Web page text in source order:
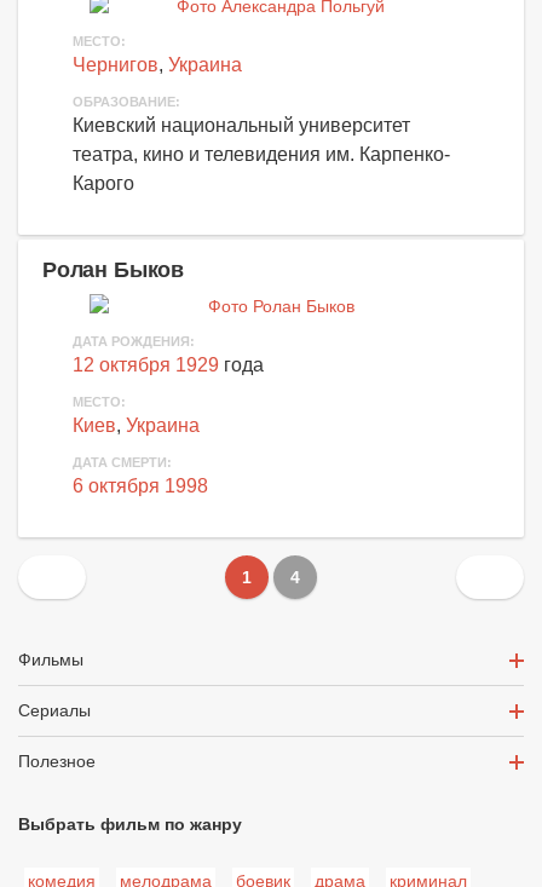
МЕСТО:
Чернигов, Украина
ОБРАЗОВАНИЕ:
Киевский национальный университет
театра, кино и телевидения им. Карпенко-
Карого
Ролан Быков
ДАТА РОЖДЕНИЯ:
12 октября 1929 года
МЕСТО:
Киев, Украина
ДАТА СМЕРТИ:
6 октября 1998
1 4
Фильмы
Сериалы
Полезное
Выбрать фильм по жанру
комедия мелодрама боевик драма криминал